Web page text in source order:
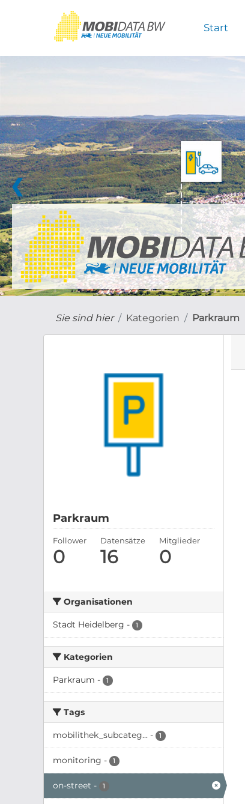
Start
❮
Sie sind hier Kategorien Parkraum
Parkraum
Follower
0
Datensätze
16
Mitglieder
0
Organisationen
Stadt Heidelberg - 1
Kategorien
Parkraum - 1
Tags
mobilithek_subcateg... - 1
monitoring - 1
on-street - 1